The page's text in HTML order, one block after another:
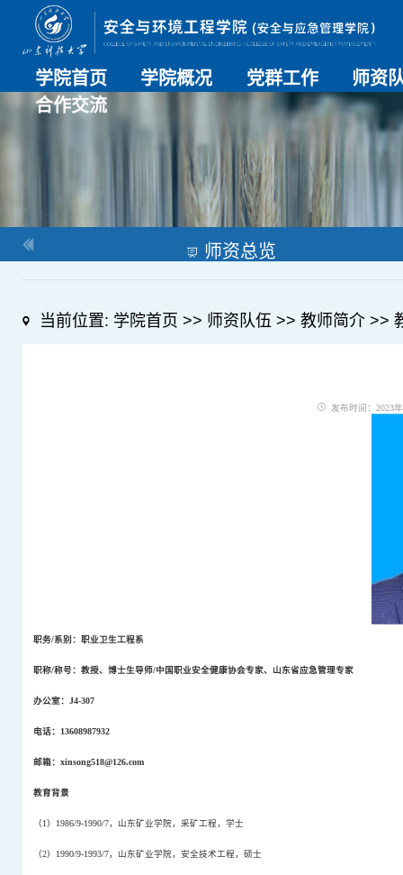
学院首页 学院概况 党群工作 师资
师资总
导师名
教师简
合作交流
师资总览
当前位置: 学院首页 >> 师资队伍 >> 教师简介>>
发布时间：2023
职务/系别：职业卫生工程系
职称/称号：教授、博士生导师/中国职业安全健康协会专家、山东省应急管理专家
办公室： J4-307
电话： 13608987932
邮箱： xinsong518@126.com
教育背景
（1） 1986/9-1990/7，山东矿业学院，采矿工程，学士
（2） 1990/9-1993/7，山东矿业学院，安全技术工程，硕士